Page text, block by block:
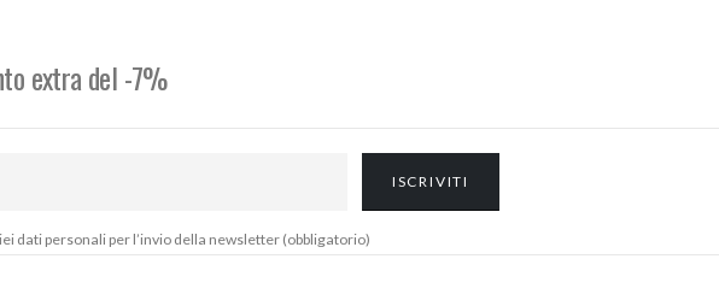
extra del -7%
dati personali per l’invio della newsletter (obbligatorio)